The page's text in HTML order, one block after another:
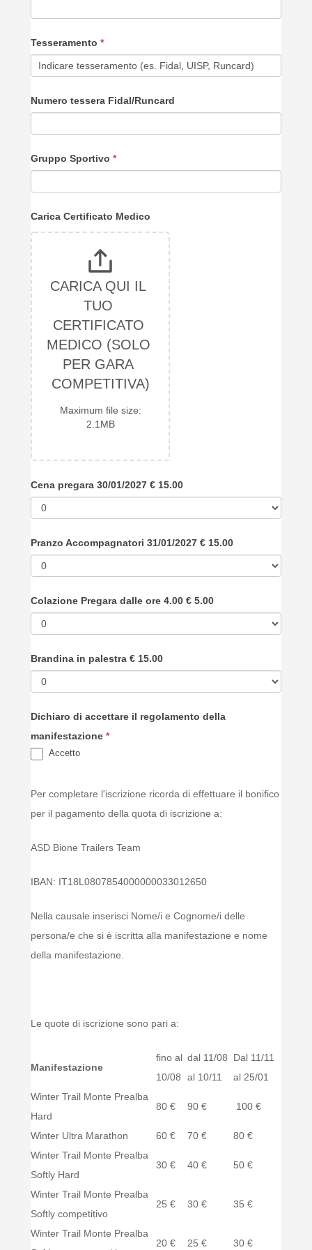
Tesseramento *
Numero tessera Fidal/Runcard
Gruppo Sportivo *
Carica Certificato Medico
CARICA QUI IL
TUO
CERTIFICATO
MEDICO (SOLO
PER GARA
COMPETITIVA)
Maximum file size:
2.1MB
Cena pregara 30/01/2027 € 15.00
Pranzo Accompagnatori 31/01/2027 € 15.00
Colazione Pregara dalle ore 4.00 € 5.00
Brandina in palestra € 15.00
Dichiaro di accettare il regolamento della
manifestazione *
Accetto
Per completare l'iscrizione ricorda di effettuare il bonifico
per il pagamento della quota di iscrizione a:
ASD Bione Trailers Team
IBAN: IT18L0807854000000033012650
Nella causale inserisci Nome/i e Cognome/i delle
persona/e che si è iscritta alla manifestazione e nome
della manifestazione.
Le quote di iscrizione sono pari a:
Manifestazione
fino al
10/08
dal 11/08
al 10/11
Dal 11/11
al 25/01
Winter Trail Monte Prealba
Hard
80 € 90 € 100 €
Winter Ultra Marathon 60 € 70 €
80 €
Winter Trail Monte Prealba
Softly Hard
30 € 40 € 50 €
Winter Trail Monte Prealba
Softly competitivo
25 € 30 € 35 €
Winter Trail Monte Prealba
20 € 25 € 30 €
c
.